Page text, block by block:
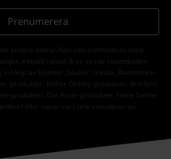
Prenumerera
endast online. Kan inte kombineras med
Aktuell rabatt dras av när rabattkoden
köp av biljetter, böcker, media, Rammstein-
produkter, Böhse Onklez-produkter, Broilers-
produkter, Die Ärzte-produkter, Feine Sahne
eller varor vars pris inkluderar en